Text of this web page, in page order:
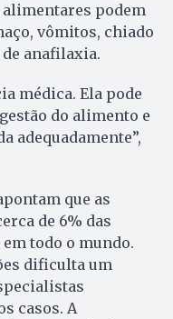
podem
vômitos, chiado
anafilaxia.
médica. Ela pode
do alimento e
adequadamente”,
que as
de 6% das
todo o mundo.
dificulta um
casos. A